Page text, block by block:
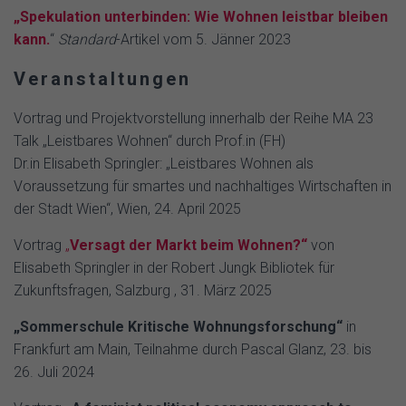
„Spekulation unterbinden: Wie Wohnen leistbar bleiben
kann.“ Standard-Artikel vom 5. Jänner 2023
Veranstaltungen
Vortrag und Projektvorstellung innerhalb der Reihe MA 23
Talk „Leistbares Wohnen“ durch Prof.in (FH)
Dr.in Elisabeth Springler: „Leistbares Wohnen als
Voraussetzung für smartes und nachhaltiges Wirtschaften in
der Stadt Wien“, Wien, 24. April 2025
Vortrag „Versagt der Markt beim Wohnen?“ von
Elisabeth Springler in der Robert Jungk Bibliotek für
Zukunftsfragen, Salzburg , 31. März 2025
„Sommerschule Kritische Wohnungsforschung“ in
Frankfurt am Main, Teilnahme durch Pascal Glanz, 23. bis
26. Juli 2024